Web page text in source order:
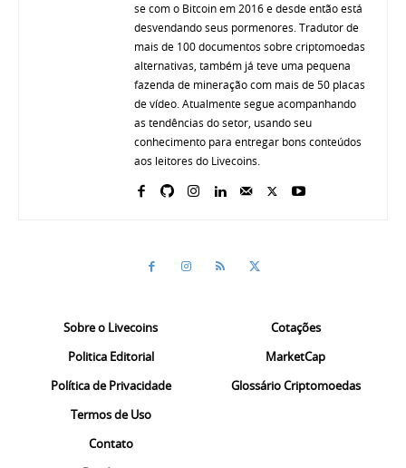
se com o Bitcoin em 2016 e desde então está
desvendando seus pormenores. Tradutor de
mais de 100 documentos sobre criptomoedas
alternativas, também já teve uma pequena
fazenda de mineração com mais de 50 placas
de vídeo. Atualmente segue acompanhando
as tendências do setor, usando seu
conhecimento para entregar bons conteúdos
aos leitores do Livecoins.
Sobre o Livecoins
Politica Editorial
Política de Privacidade
Termos de Uso
Contato
Cotações
MarketCap
Glossário Criptomoedas